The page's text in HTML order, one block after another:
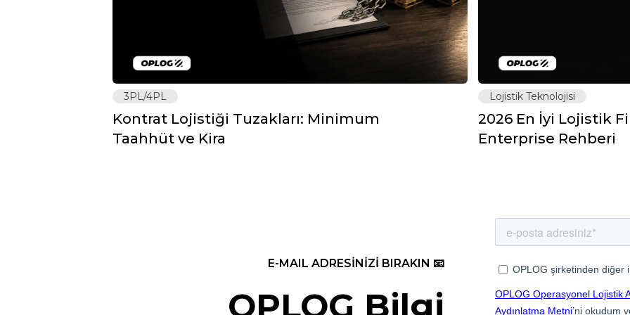
3PL/4PL
Kontrat Lojistiği Tuzakları: Minimum
Taahhüt ve Kira
Lojistik Teknolojisi
2026 En İyi Lojistik
Enterprise Rehberi
E-MAIL ADRESİNİZİ BIRAKIN 📧
OPLOG Bilgi